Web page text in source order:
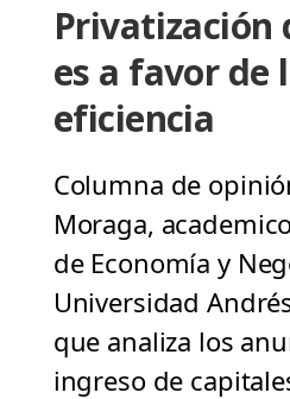
Privatización
es a favor de
eficiencia
Columna de
Moraga,
de Economía y
Universidad
que analiza los
ingreso de